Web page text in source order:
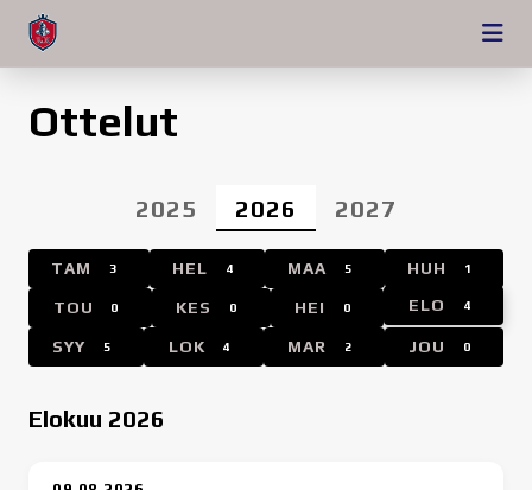
Ottelut
2025 2026 2027
TAM 3 HEL 4 MAA 5 HUH 1
TOU 0 KES 0 HEI 0 ELO 4
SYY 5 LOK 4 MAR 2 JOU 0
Elokuu 2026